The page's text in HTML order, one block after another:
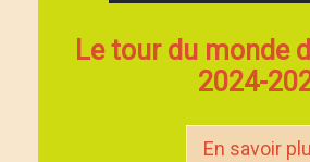
Le tour du monde
2024-
En savoir